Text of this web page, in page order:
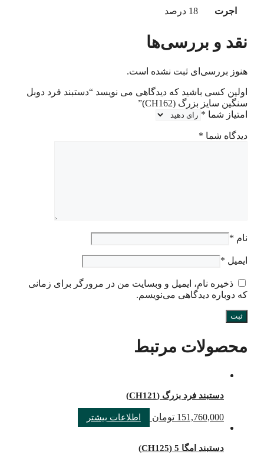
اجرت 18 درصد
نقد و بررسی‌ها
هنوز بررسی‌ای ثبت نشده است.
اولین کسی باشید که دیدگاهی می نویسد “دستبند فرد دوبل
سنگین سایز بزرگ (CH162)”
امتیاز شما *
دیدگاه شما *
نام *
ایمیل *
ذخیره نام، ایمیل و وبسایت من در مرورگر برای زمانی
که دوباره دیدگاهی می‌نویسم.
محصولات مرتبط
دستبند فرد بزرگ (CH121)
151,760,000 تومان اطلاعات بیشتر
دستبند امگا 5 (CH125)